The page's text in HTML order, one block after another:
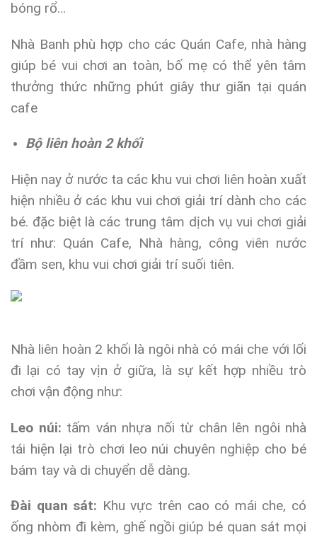
bóng rổ…
Nhà Banh phù hợp cho các Quán Cafe, nhà hàng
giúp bé vui chơi an toàn, bố mẹ có thể yên tâm
thưởng thức những phút giây thư giãn tại quán
cafe
Bộ liên hoàn 2 khối
Hiện nay ở nước ta các khu vui chơi liên hoàn xuất
hiện nhiều ở các khu vui chơi giải trí dành cho các
bé. đặc biệt là các trung tâm dịch vụ vui chơi giải
trí như: Quán Cafe, Nhà hàng, công viên nước
đầm sen, khu vui chơi giải trí suối tiên.
Nhà liên hoàn 2 khối là ngôi nhà có mái che với lối
đi lại có tay vịn ở giữa, là sự kết hợp nhiều trò
chơi vận động như:
Leo núi: tấm ván nhựa nối từ chân lên ngôi nhà
tái hiện lại trò chơi leo núi chuyên nghiệp cho bé
bám tay và di chuyển dễ dàng.
Đài quan sát: Khu vực trên cao có mái che, có
ống nhòm đi kèm, ghế ngồi giúp bé quan sát mọi